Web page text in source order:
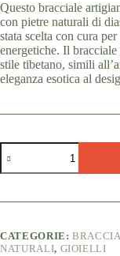
Questo bracciale
con pietre naturali di
stata scelta con cura
energetiche. Il
stile tibetano, simili
eleganza esotica al
Bracciale
artigianale
con
rosso
quantità
CATEGORIE:
NATURALI, GIOIELLI